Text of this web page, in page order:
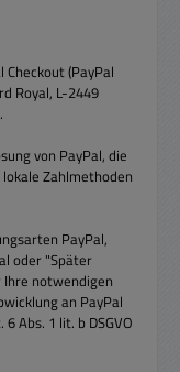
(PayPal
Royal, L-2449
von PayPal, die
Zahlmethoden
PayPal,
oder "Später
Ihre notwendigen
an PayPal
Abs. 1 lit. b DSGVO